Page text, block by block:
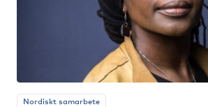
Nordiskt samarbete